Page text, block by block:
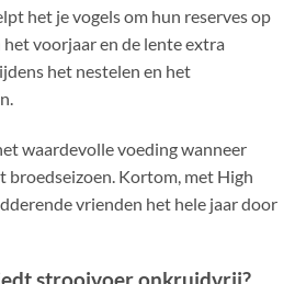
het je vogels om hun reserves op
voorjaar en de lente extra
het nestelen en het
waardevolle voeding wanneer
broedseizoen. Kortom, met High
vrienden het hele jaar door